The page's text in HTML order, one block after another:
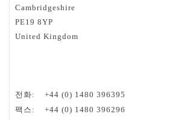
Cambridgeshire
PE19 8YP
United Kingdom
전화: +44 (0) 1480 396395
팩스 : +44 (0) 1480 396296